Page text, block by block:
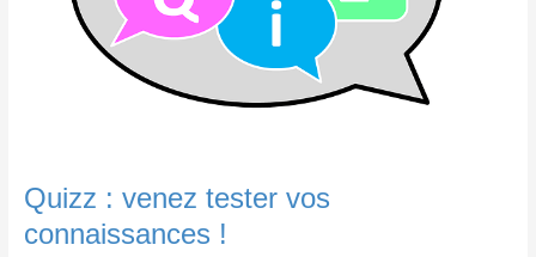
Quizz : venez tester vos
connaissances !